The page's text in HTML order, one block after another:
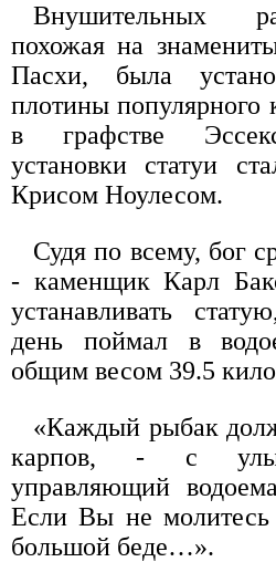
Внушительных
похожая на
Пасхи, была
плотины популярного
в графстве
установки статуи
Крисом Ноулесом.
Судя по всему, бог
- каменщик Карл
устанавливать
день поймал в
общим весом 39.5
«Каждый рыбак
карпов, - с
управляющий
Если Вы не
большой беде…».